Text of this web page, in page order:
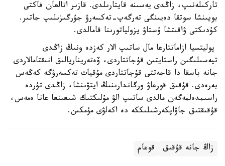
تاركىلەنىپ، زاڭدى يەسىنە قايتارىلدى. قازىر اتالعان فاكتى
بويىنشا سوتقا دەيىنگى تەرگەپ-تەكسەرۋ جۇرگىزىلىپ جاتىر.
كۇدىكتى ۋاقىتشا ۇستاۋ يزولياتورىنا قامالدى.
پوليتسيا ازاماتتارعا مال ساتىپ الار كەزدە ونىڭ زاڭدى
تيەسىلىگىن راستايتىن قۇجاتتاردى، ۆەتەريناريالىق انىقتامالاردى
جانە باسقا دا قاجەتتى قۇجاتتاردى مۇقيات تەكسەرۋگە كەڭەس
بەرەدى. قۇقىق قورعاۋ ورگاندارىنىڭ ايتۋىنشا، زاڭدى تۇردە
راسىمدەلمەگەن مالدى ساتىپ الۋ مۇلىكتىك شىعىنعا عانا ەمەس،
قۇقىقتىق جاۋاپكەرشىلىككە دە اكەلۋى مۇمكىن.
زاڭ جانە قۇقىق قوعام